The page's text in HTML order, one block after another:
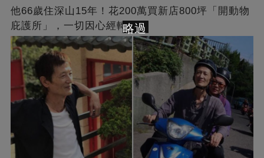
他66歲住深山15年！花200萬買新店800坪「開動物
庇護所」，一切因心經轉變
略過